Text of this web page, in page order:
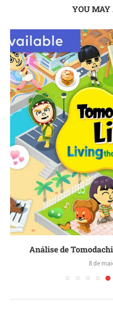
YOU MAY
Análise de
8 de